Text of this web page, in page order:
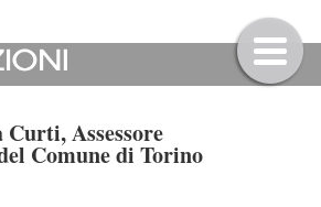
Assessore
Comune di Torino